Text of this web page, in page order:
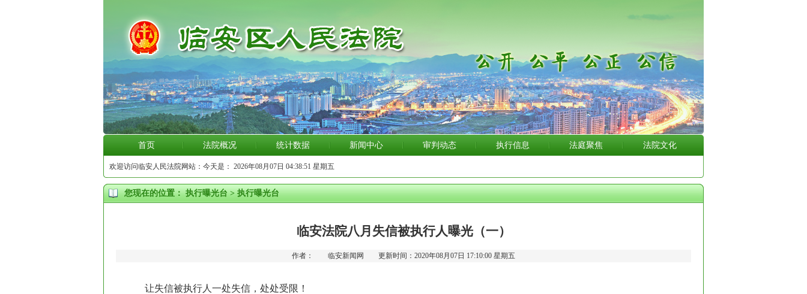
首页 法院概况 统计数据 新闻中心 审判动态 执行信息 法庭聚焦 法院文化
欢迎访问临安人民法院网站：今天是： 2026年08月07日 04:38:52 星期五
您现在的位置：执行曝光台>执行曝光台
临安法院八月失信被执行人曝光（一）
作者： 临安新闻网 更新时间：2020年08月07日 17:10:00 星期五
让失信被执行人一处失信，处处受限！